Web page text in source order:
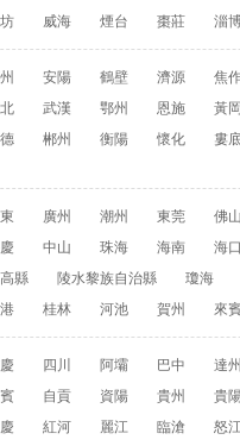
威海 煙台 棗莊 淄
安陽 鶴壁 濟源 焦
武漢 鄂州 恩施 黃岡
郴州 衡陽 懷化 婁
廣州 潮州 東莞 佛山
中山 珠海 海南 海口
縣
陵水黎族自治縣 瓊海
桂林 河池 賀州 來
四川 阿壩 巴中 達州
自貢 資陽 貴州 貴
紅河 麗江 臨滄 怒